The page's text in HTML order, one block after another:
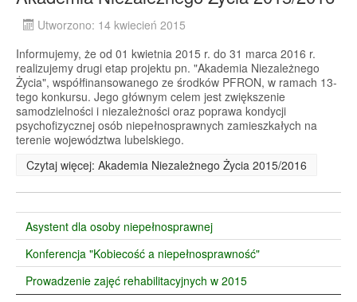
Utworzono: 14 kwiecień 2015
Informujemy, że od 01 kwietnia 2015 r. do 31 marca 2016 r.
realizujemy drugi etap projektu pn. "Akademia Niezależnego
Życia", współfinansowanego ze środków PFRON, w ramach 13-
tego konkursu. Jego głównym celem jest zwiększenie
samodzielności i niezależności oraz poprawa kondycji
psychofizycznej osób niepełnosprawnych zamieszkałych na
terenie województwa lubelskiego.
Czytaj więcej: Akademia Niezależnego Życia 2015/2016
Asystent dla osoby niepełnosprawnej
Konferencja "Kobiecość a niepełnosprawność"
Prowadzenie zajęć rehabilitacyjnych w 2015